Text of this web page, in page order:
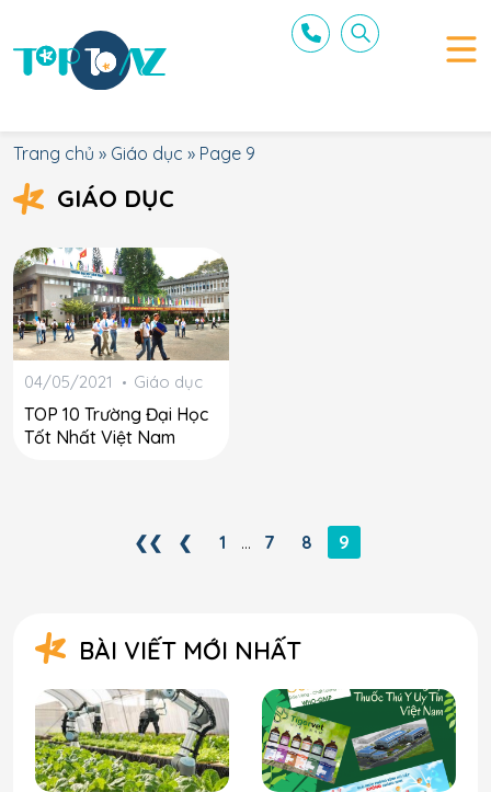
Trang chủ » Giáo dục » Page 9
GIÁO DỤC
04/05/2021 Giáo dục
TOP 10 Trường Đại Học
Tốt Nhất Việt Nam
❮❮ ❮ 1 … 7 8 9
BÀI VIẾT MỚI NHẤT